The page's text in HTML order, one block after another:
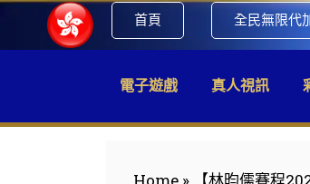
首頁 全民無限代
電子遊戲 真人視訊